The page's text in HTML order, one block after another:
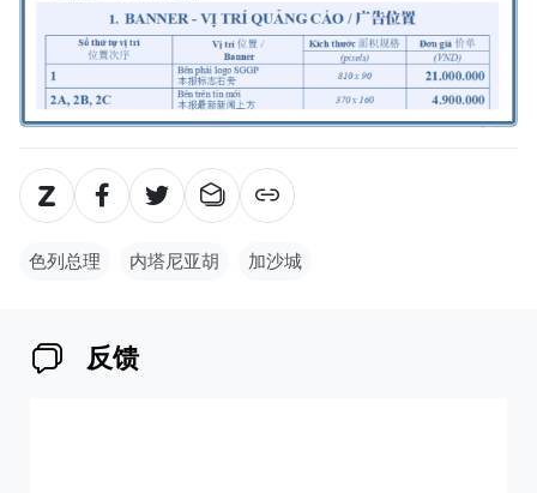
色列总理 内塔尼亚胡 加沙城
反馈